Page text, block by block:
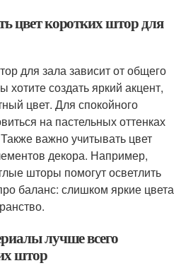
цвет коротких штор для
для зала зависит от общего
хотите создать яркий акцент,
цвет. Для спокойного
на пастельных оттенках
важно учитывать цвет
декора. Например,
шторы помогут осветлить
баланс: слишком яркие цвета
лучше всего
штор